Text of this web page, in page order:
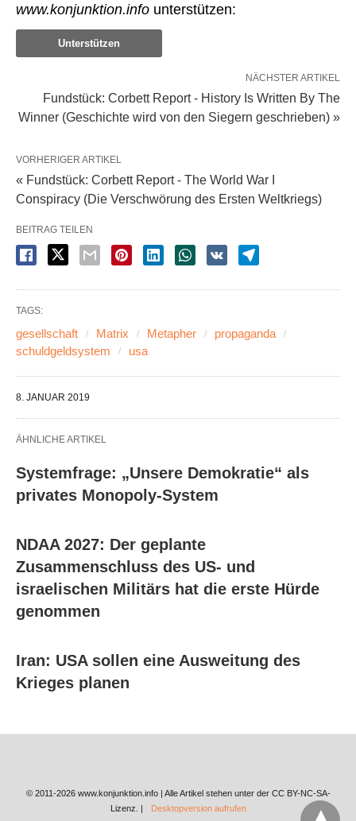
www.konjunktion.info unterstützen:
Unterstützen
NÄCHSTER ARTIKEL
Fundstück: Corbett Report - History Is Written By The
Winner (Geschichte wird von den Siegern geschrieben) »
VORHERIGER ARTIKEL
« Fundstück: Corbett Report - The World War I
Conspiracy (Die Verschwörung des Ersten Weltkriegs)
BEITRAG TEILEN
TAGS:
gesellschaft Matrix Metapher
propaganda
schuldgeldsystem
usa
8. JANUAR 2019
ÄHNLICHE ARTIKEL
Systemfrage: „Unsere Demokratie“ als
privates Monopoly-System
NDAA 2027: Der geplante
Zusammenschluss des US- und
israelischen Militärs hat die erste Hürde
genommen
Iran: USA sollen eine Ausweitung des
Krieges planen
© 2011-2026 www.konjunktion.info | Alle Artikel stehen unter der CC BY-NC-SA-
Lizenz. |
Desktopversion aufrufen